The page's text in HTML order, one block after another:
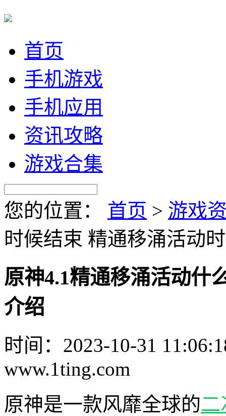
首页
手机游戏
手机应用
资讯攻略
游戏合集
您的位置： 首页 > 游戏
时候结束 精通移涌活动
原神4.1精通移涌活动什
介绍
时间：2023-10-31
www.1ting.com
原神是一款风靡全球的二